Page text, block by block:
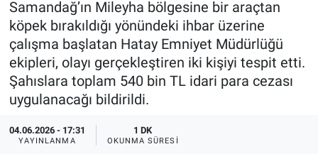
Samandağ’ın Mileyha bölgesine bir araçtan
köpek bırakıldığı yönündeki ihbar üzerine
çalışma başlatan Hatay Emniyet Müdürlüğü
ekipleri, olayı gerçekleştiren iki kişiyi tespit etti.
Şahıslara toplam 540 bin TL idari para cezası
uygulanacağı bildirildi.
04.06.2026 - 17:31
YAYINLANMA
1 DK
OKUNMA SÜRESI